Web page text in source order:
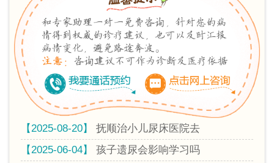
【2025-08-20】
抚顺治小儿尿床医院去
【2025-06-04】
孩子遗尿会影响学习吗